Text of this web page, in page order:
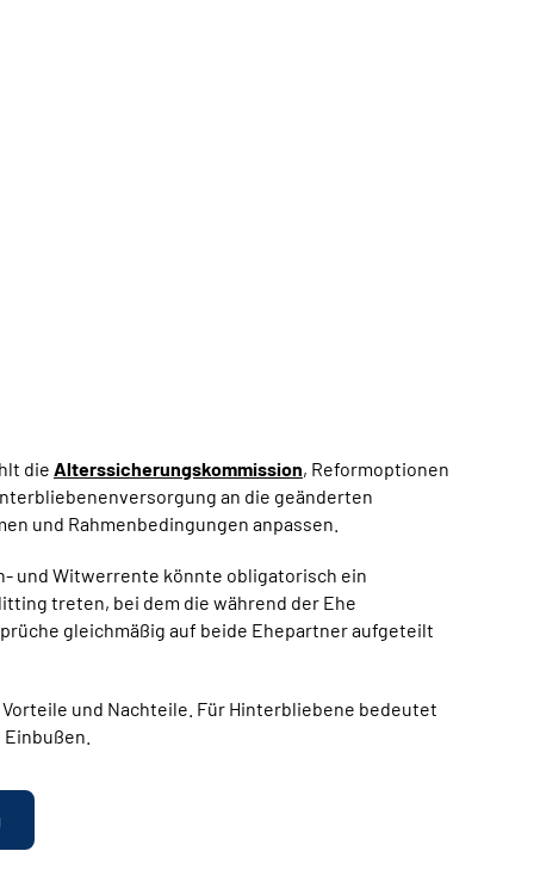
die Alterssicherungskommission, Reformoptionen
an die geänderten
und Rahmenbedingungen anpassen.
und Witwerrente könnte obligatorisch ein
treten, bei dem die während der Ehe
gleichmäßig auf beide Ehepartner aufgeteilt
und Nachteile. Für Hinterbliebene bedeutet